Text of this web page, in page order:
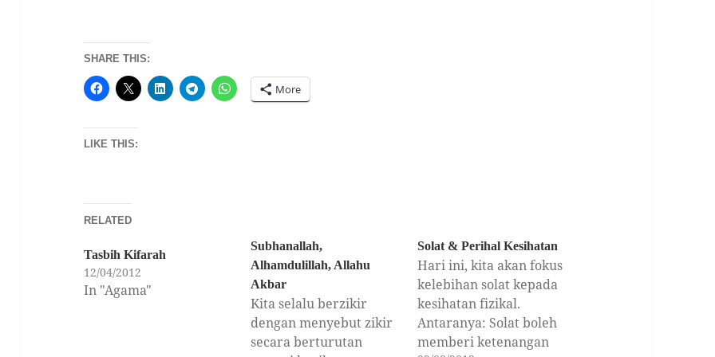
SHARE THIS:
More
LIKE THIS:
RELATED
Tasbih Kifarah
12/04/2012
In "Agama"
Subhanallah,
Alhamdulillah, Allahu
Akbar
Kita selalu berzikir
dengan menyebut zikir
secara berturutan
Solat & Perihal Kesihatan
Hari ini, kita akan fokus
kelebihan solat kepada
kesihatan fizikal.
Antaranya: Solat boleh
memberi ketenangan